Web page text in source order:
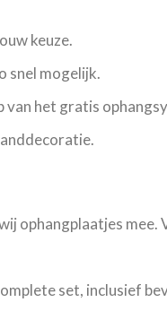
keuze.
snel mogelijk.
van het gratis
ophangplaatjes
set, inclusief